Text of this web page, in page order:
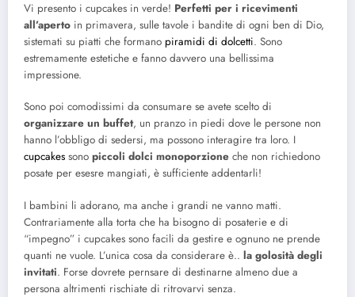
Vi presento i cupcakes in verde! Perfetti per i ricevimenti
all’aperto in primavera, sulle tavole i bandite di ogni ben di Dio,
sistemati su piatti che formano piramidi di dolcetti. Sono
estremamente estetiche e fanno davvero una bellissima
impressione.
Sono poi comodissimi da consumare se avete scelto di
organizzare un buffet, un pranzo in piedi dove le persone non
hanno l’obbligo di sedersi, ma possono interagire tra loro. I
cupcakes sono piccoli dolci monoporzione che non richiedono
posate per esesre mangiati, è sufficiente addentarli!
I bambini li adorano, ma anche i grandi ne vanno matti.
Contrariamente alla torta che ha bisogno di posaterie e di
“impegno” i cupcakes sono facili da gestire e ognuno ne prende
quanti ne vuole. L’unica cosa da considerare è.. la golosità degli
invitati. Forse dovrete pernsare di destinarne almeno due a
persona altrimenti rischiate di ritrovarvi senza.